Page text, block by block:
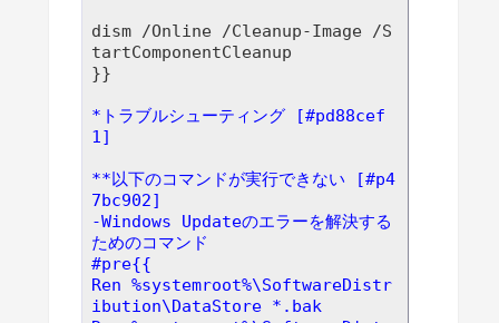
dism /Online /Cleanup-Image /S
tartComponentCleanup
}}
*トラブルシューティング [#pd88cef
1]
**以下のコマンドが実行できない [#p4
7bc902]
-Windows Updateのエラーを解決する
ためのコマンド
#pre{{
Ren %systemroot%\SoftwareDistr
ibution\DataStore *.bak